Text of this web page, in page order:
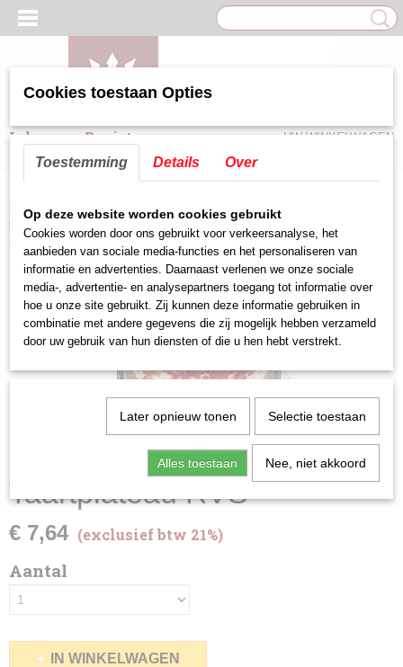
Inloggen Registreren UW WINKELWAGEN
Home>Taart/Brood/Gebaksartikelen>Taartplateau/Afdekkap
Taartplateau RVS
Taartplateau RVS
€ 7,64 (exclusief btw 21%)
Aantal
IN WINKELWAGEN
Cookies toestaan Opties
Toestemming Details Over
Op deze website worden cookies gebruikt
Cookies worden door ons gebruikt voor verkeersanalyse, het
aanbieden van sociale media-functies en het personaliseren van
informatie en advertenties. Daarnaast verlenen we onze sociale
media-, advertentie- en analysepartners toegang tot informatie over
hoe u onze site gebruikt. Zij kunnen deze informatie gebruiken in
combinatie met andere gegevens die zij mogelijk hebben verzameld
door uw gebruik van hun diensten of die u hen hebt verstrekt.
Later opnieuw tonen Selectie toestaan
Alles toestaan Nee, niet akkoord